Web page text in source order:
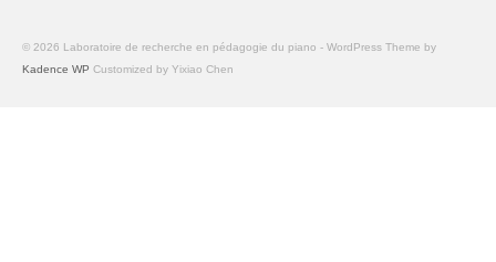
Donner
© 2026 Laboratoire de recherche en pédagogie du piano - WordPress Theme by
Kadence WP Customized by Yixiao Chen